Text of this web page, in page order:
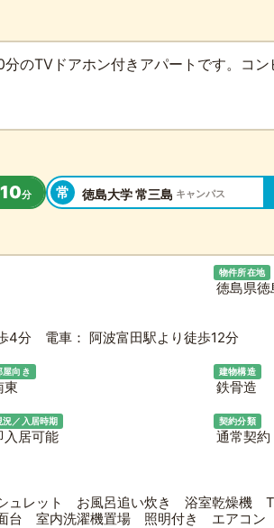
のTVドアホン付きアパートです。コン
10分 常 徳島大学 常三島 キャンパス
物件所在地
徳島県
4分 電車： 阿波富田駅より徒歩12分
屋向き
東
建物構造
鉄骨造
況／入居時期
入居可能
契約分類
通常契約
ュレット お風呂追い炊き 浴室乾燥機
台 室内洗濯機置場 照明付き エアコ